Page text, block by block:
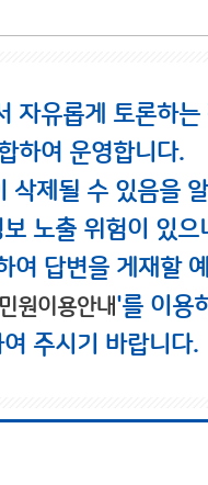
자유롭게 토론하는
하여 운영합니다.
삭제될 수 있음을
노출 위험이 있
여 답변을 게재할
원이용안내'를 이용
주시기 바랍니다.